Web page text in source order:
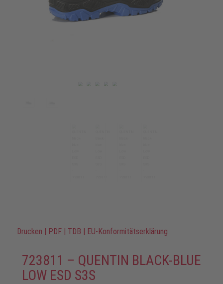
Drucken | PDF | TDB | EU-Konformitätserklärung
723811 – QUENTIN BLACK-BLUE
LOW ESD S3S